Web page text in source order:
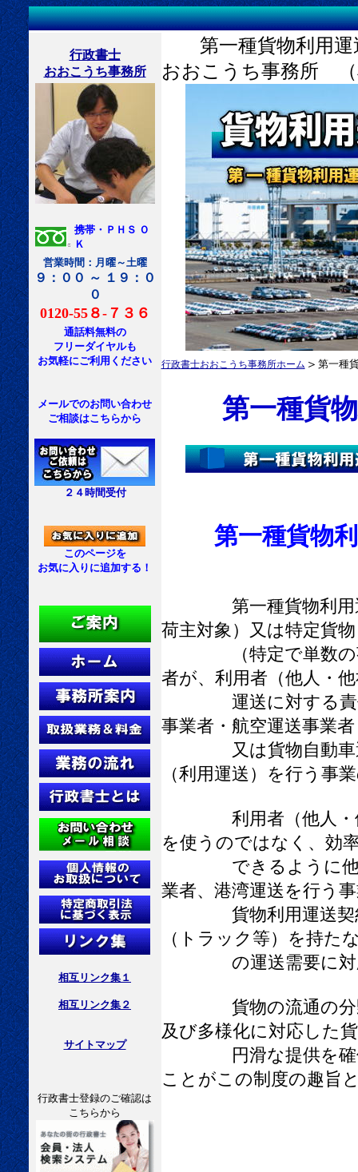
行政書士
おおこうち事務所
携帯・ＰＨＳ Ｏ
Ｋ
営業時間：月曜～土曜
９：００ ～ １９：０
０
0120-55８-７３６
通話料無料の
フリーダイヤルも
お気軽にご利用ください
メールでのお問い合わせ
ご相談はこちらから
２４時間受付
このページを
お気に入りに追加する！
相互リンク集１
相互リンク集２
サイトマップ
行政書士登録のご確認は
こちらから
第一種貨物利用
おおこうち事務所 （
行政書士おおこうち事務所ホーム ＞ 第一種
第一種貨
第一種貨物
第一種貨物利用運送
荷主対象）又は特定貨
（特定で単数の荷主
者が、利用者（他人・
運送に対する責任を
事業者・航空運送事業
又は貨物自動車運
（利用運送）を行う事
利用者（他人・他社
を使うのではなく、効
できるように他の運
業者、港湾運送を行う
貨物利用運送契約を
（トラック等）を持た
の運送需要に対応
貨物の流通の分野に
及び多様化に対応した
円滑な提供を確保し
ことがこの制度の趣旨